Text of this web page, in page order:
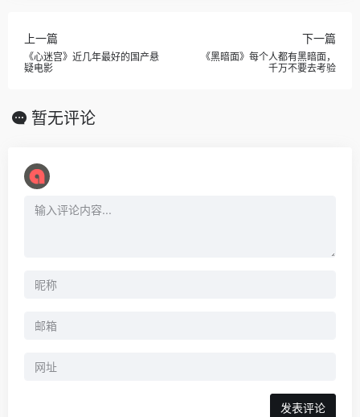
上一篇
《心迷宫》近几年最好的国产悬
疑电影
下一篇
《黑暗面》每个人都有黑暗面，
千万不要去考验
暂无评论